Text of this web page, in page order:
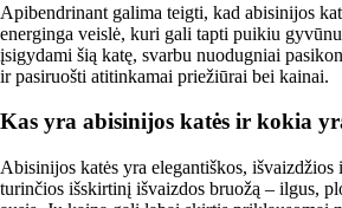
Apibendrinant galima teigti, kad abisinijos
energinga veislė, kuri gali tapti puikiu
įsigydami šią katę, svarbu nuodugniai
ir pasiruošti atitinkamai priežiūrai bei kainai.
Kas yra abisinijos katės ir kokia
Abisinijos katės yra elegantiškos, išvaizdžios
turinčios išskirtinį išvaizdos bruožą – ilgus,